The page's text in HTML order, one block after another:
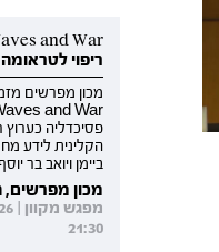
ריפוי לטראומה
פסיכדליה כערוץ
הקלינית לידע
ביימן ויואב בר
מכון
21:30